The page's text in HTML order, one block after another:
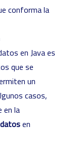
conforma la
en Java es
que se
un
casos,
en la
en